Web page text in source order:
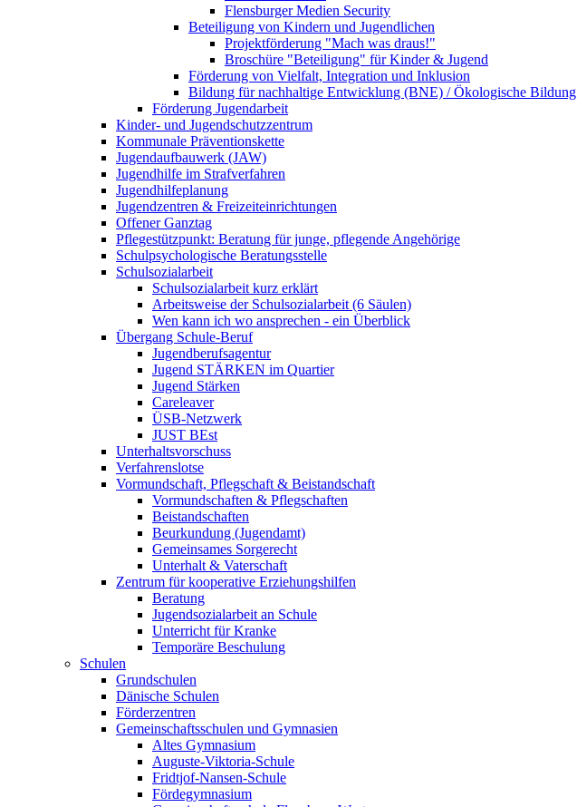
Flensburger Medien Security
Beteiligung von Kindern und Jugendlichen
Projektförderung "Mach was draus!"
Broschüre "Beteiligung" für Kinder & Jugend
Förderung von Vielfalt, Integration und Inklusion
Bildung für nachhaltige Entwicklung (BNE) / Ökologische Bildung
Förderung Jugendarbeit
Kinder- und Jugendschutzzentrum
Kommunale Präventionskette
Jugendaufbauwerk (JAW)
Jugendhilfe im Strafverfahren
Jugendhilfeplanung
Jugendzentren & Freizeiteinrichtungen
Offener Ganztag
Pflegestützpunkt: Beratung für junge, pflegende Angehörige
Schulpsychologische Beratungsstelle
Schulsozialarbeit
Schulsozialarbeit kurz erklärt
Arbeitsweise der Schulsozialarbeit (6 Säulen)
Wen kann ich wo ansprechen - ein Überblick
Übergang Schule-Beruf
Jugendberufsagentur
Jugend STÄRKEN im Quartier
Jugend Stärken
Careleaver
ÜSB-Netzwerk
JUST BEst
Unterhaltsvorschuss
Verfahrenslotse
Vormundschaft, Pflegschaft & Beistandschaft
Vormundschaften & Pflegschaften
Beistandschaften
Beurkundung (Jugendamt)
Gemeinsames Sorgerecht
Unterhalt & Vaterschaft
Zentrum für kooperative Erziehungshilfen
Beratung
Jugendsozialarbeit an Schule
Unterricht für Kranke
Temporäre Beschulung
Schulen
Grundschulen
Dänische Schulen
Förderzentren
Gemeinschaftsschulen und Gymnasien
Altes Gymnasium
Auguste-Viktoria-Schule
Fridtjof-Nansen-Schule
Fördegymnasium